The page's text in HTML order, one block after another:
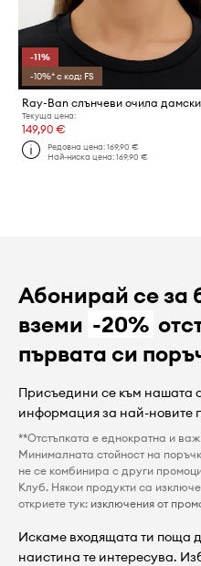
-11%
-10%* с код: FS
Ray-Ban слънчеви очила дамски
Текуща цена:
149,90 €
Редовна цена:169,90 €
Най-ниска цена:169,90 €
Абонирай се за
вземи -20%
първата си
Присъедини се към нашата
информация за най-новите
**Отстъпката е еднократна и
Минималната стойност на
не се комбинира с други
Клуб. Някои продукти са
откриете тук: изключения от
Искаме входящата ти поща
наистина те интересува.